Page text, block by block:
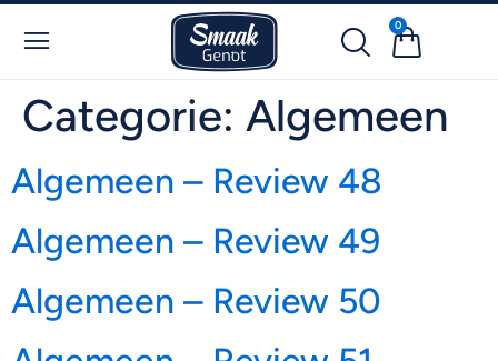
0
Categorie: Algemeen
Algemeen – Review 48
Algemeen – Review 49
Algemeen – Review 50